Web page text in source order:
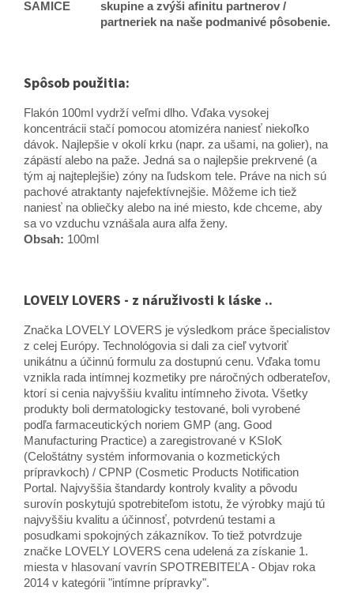
SAMICE
skupine a zvýši afinitu partnerov /
partneriek na naše podmanivé pôsobenie.
Spôsob použitia:
Flakón 100ml vydrží veľmi dlho. Vďaka vysokej
koncentrácii stačí pomocou atomizéra naniesť niekoľko
dávok. Najlepšie v okolí krku (napr. za ušami, na golier), na
zápästí alebo na paže. Jedná sa o najlepšie prekrvené (a
tým aj najteplejšie) zóny na ľudskom tele. Práve na nich sú
pachové atraktanty najefektívnejšie. Môžeme ich tiež
naniesť na obliečky alebo na iné miesto, kde chceme, aby
sa vo vzduchu vznášala aura alfa ženy.
Obsah: 100ml
LOVELY LOVERS - z náruživosti k láske ..
Značka LOVELY LOVERS je výsledkom práce špecialistov
z celej Európy. Technológovia si dali za cieľ vytvoriť
unikátnu a účinnú formulu za dostupnú cenu. Vďaka tomu
vznikla rada intímnej kozmetiky pre náročných odberateľov,
ktorí si cenia najvyššiu kvalitu intímneho života. Všetky
produkty boli dermatologicky testované, boli vyrobené
podľa farmaceutických noriem GMP (ang. Good
Manufacturing Practice) a zaregistrované v KSIoK
(Celoštátny systém informovania o kozmetických
prípravkoch) / CPNP (Cosmetic Products Notification
Portal. Najvyššia štandardy kontroly kvality a pôvodu
surovín poskytujú spotrebiteľom istotu, že výrobky majú tú
najvyššiu kvalitu a účinnosť, potvrdenú testami a
posudkami spokojných zákazníkov. To tiež potvrdzuje
značke LOVELY LOVERS cena udelená za získanie 1.
miesta v hlasovaní vavrín SPOTREBITEĽA - Objav roka
2014 v kategórii "intímne prípravky".